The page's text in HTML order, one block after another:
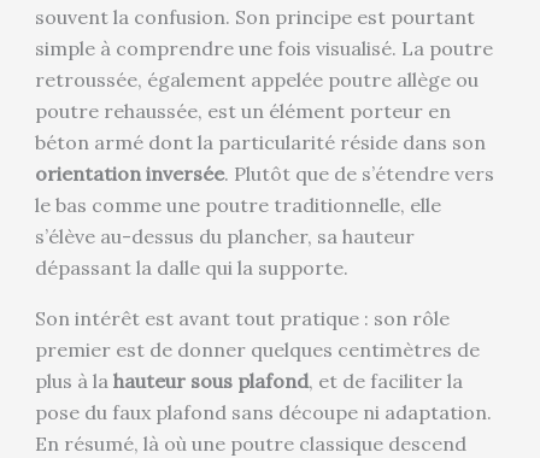
souvent la confusion. Son principe est pourtant
simple à comprendre une fois visualisé. La poutre
retroussée, également appelée poutre allège ou
poutre rehaussée, est un élément porteur en
béton armé dont la particularité réside dans son
orientation inversée. Plutôt que de s’étendre vers
le bas comme une poutre traditionnelle, elle
s’élève au-dessus du plancher, sa hauteur
dépassant la dalle qui la supporte.
Son intérêt est avant tout pratique : son rôle
premier est de donner quelques centimètres de
plus à la hauteur sous plafond, et de faciliter la
pose du faux plafond sans découpe ni adaptation.
En résumé, là où une poutre classique descend